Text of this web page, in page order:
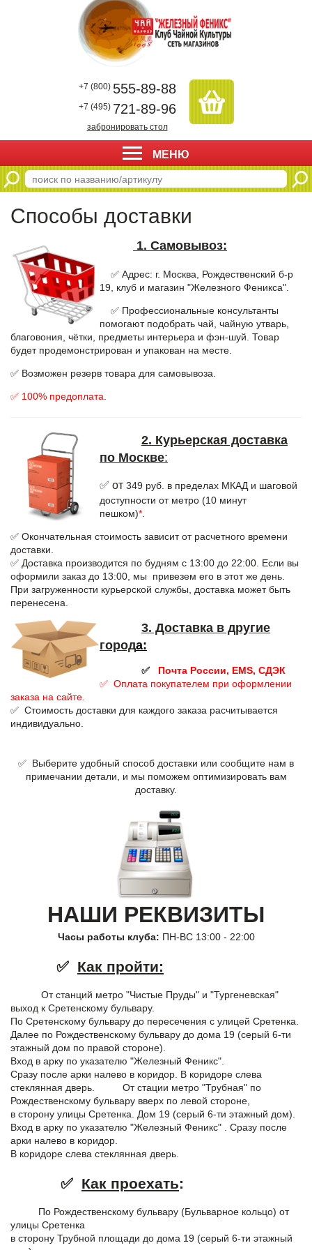
+7 (800) 555-89-88
+7 (495) 721-89-96
забронировать стол
МЕНЮ
Способы доставки
1. Самовывоз:
✅ Адрес: г. Москва, Рождественский б-р
19, клуб и магазин "Железного Феникса".
✅ Профессиональные консультанты
помогают подобрать чай, чайную утварь,
благовония, чётки, предметы интерьера и фэн-шуй. Товар
будет продемонстрирован и упакован на месте.
✅ Возможен резерв товара для самовывоза.
✅ 100% предоплата.
2. Курьерская доставка
по Москве:
✅ от 349 руб. в пределах МКАД и шаговой
доступности от метро (10 минут
пешком)*.
✅ Окончательная стоимость зависит от расчетного времени
доставки.
✅ Доставка производится по будням с 13:00 до 22:00. Если вы
оформили заказ до 13:00, мы привезем его в этот же день.
При загруженности курьерской службы, доставка может быть
перенесена.
3. Доставка в другие
города:
✅ Почта России, EMS, СДЭК
✅ Оплата покупателем при оформлении
заказа на сайте.
✅ Стоимость доставки для каждого заказа расчитывается
индивидуально.
✅ Выберите удобный способ доставки или сообщите нам в
примечании детали, и мы поможем оптимизировать вам
доставку.
НАШИ РЕКВИЗИТЫ
Часы работы клуба: ПН-ВС 13:00 - 22:00
✅ Как пройти:
От станций метро "Чистые Пруды" и "Тургеневская"
выход к Сретенскому бульвару.
По Сретенскому бульвару до пересечения с улицей Сретенка.
Далее по Рождественскому бульвару до дома 19 (серый 6-ти
этажный дом по правой стороне).
Вход в арку по указателю "Железный Феникс".
Сразу после арки налево в коридор. В коридоре слева
стеклянная дверь. От стации метро "Трубная" по
Рождественскому бульвару вверх по левой стороне,
в сторону улицы Сретенка. Дом 19 (серый 6-ти этажный дом).
Вход в арку по указателю "Железный Феникс" . Сразу после
арки налево в коридор.
В коридоре слева стеклянная дверь.
✅ Как проехать:
По Рождественскому бульвару (Бульварное кольцо) от
улицы Сретенка
в сторону Трубной площади до дома 19 (серый 6-ти этажный